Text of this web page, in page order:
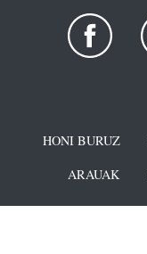
HONI BURUZ
ARAUAK